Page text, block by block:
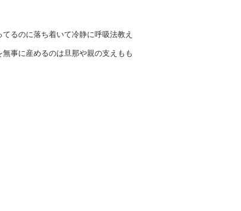
るのに落ち着いて冷静に呼吸法教え
事に産めるのは旦那や親の支えもも